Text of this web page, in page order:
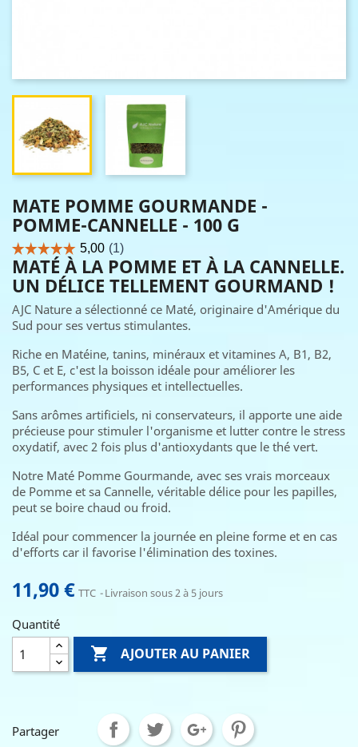
MATE POMME GOURMANDE -
POMME-CANNELLE - 100 G
MATÉ À LA POMME ET À LA CANNELLE.
UN DÉLICE TELLEMENT GOURMAND !
AJC Nature a sélectionné ce Maté, originaire d'Amérique du
Sud pour ses vertus stimulantes.
Riche en Matéine, tanins, minéraux et vitamines A, B1, B2,
B5, C et E, c'est la boisson idéale pour améliorer les
performances physiques et intellectuelles.
Sans arômes artificiels, ni conservateurs, il apporte une aide
précieuse pour stimuler l'organisme et lutter contre le stress
oxydatif, avec 2 fois plus d'antioxydants que le thé vert.
Notre Maté Pomme Gourmande, avec ses vrais morceaux
de Pomme et sa Cannelle, véritable délice pour les papilles,
peut se boire chaud ou froid.
Idéal pour commencer la journée en pleine forme et en cas
d'efforts car il favorise l'élimination des toxines.
11,90 € TTC Livraison sous 2 à 5 jours
Quantité
 AJOUTER AU PANIER
Partager